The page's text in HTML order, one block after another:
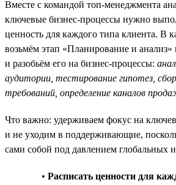
Вместе с командой топ-менеджмента
ключевые бизнес-процессы нужно
ценность для каждого типа клиента. В
возьмём этап «Планирование и
и разобьём его на бизнес-процессы:
аудитории, тестирование гипотез,
требований, определение каналов
Что важно: удерживаем фокус на
и не уходим в поддерживающие,
сами собой под давлением глобальных
• Расписать ценности для